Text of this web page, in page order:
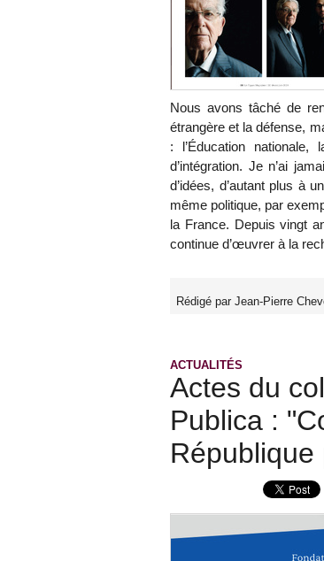
Nous avons tâché de
étrangère et la défense,
: l’Éducation nationale,
d’intégration. Je n’ai
d’idées, d’autant plus à
même politique, par
la France. Depuis vingt
continue d’œuvrer à la
Rédigé par Jean-Pierre
ACTUALITÉS
Actes du
Publica :